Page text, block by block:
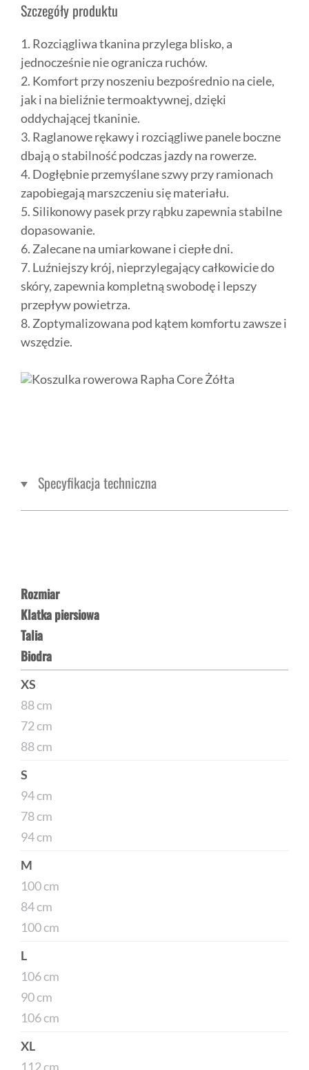
Szczegóły produktu
1. Rozciągliwa tkanina przylega blisko, a
jednocześnie nie ogranicza ruchów.
2. Komfort przy noszeniu bezpośrednio na ciele,
jak i na bieliźnie termoaktywnej, dzięki
oddychającej tkaninie.
3. Raglanowe rękawy i rozciągliwe panele boczne
dbają o stabilność podczas jazdy na rowerze.
4. Dogłębnie przemyślane szwy przy ramionach
zapobiegają marszczeniu się materiału.
5. Silikonowy pasek przy rąbku zapewnia stabilne
dopasowanie.
6. Zalecane na umiarkowane i ciepłe dni.
7. Luźniejszy krój, nieprzylegający całkowicie do
skóry, zapewnia kompletną swobodę i lepszy
przepływ powietrza.
8. Zoptymalizowana pod kątem komfortu zawsze i
wszędzie.
Specyfikacja techniczna
Rozmiar
Klatka piersiowa
Talia
Biodra
XS
88 cm
72 cm
88 cm
S
94 cm
78 cm
94 cm
M
100 cm
84 cm
100 cm
L
106 cm
90 cm
106 cm
XL
112 cm